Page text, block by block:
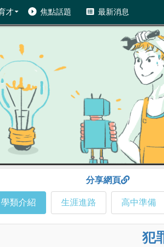
才 焦點話題 最新消息
分享網頁
學類介紹 生涯進路 高中準備
犯